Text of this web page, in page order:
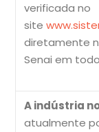
verificada no
site
diretamente
Senai em
A indústria
atualmente